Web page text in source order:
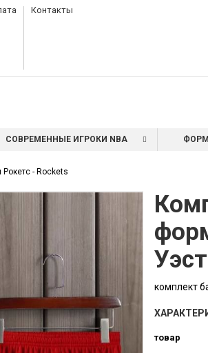
Контакты
СОВРЕМЕННЫЕ ИГРОКИ NBA
Рокетс - Rockets
комплект
товар